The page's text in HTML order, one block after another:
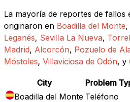
La mayoría de reportes de fallos
originaron en Boadilla del Monte,
Leganés, Sevilla La Nueva,
Madrid, Alcorcón, Pozuelo de
Móstoles, Villaviciosa de Odón, y
City Problem
Boadilla del Monte Teléfono